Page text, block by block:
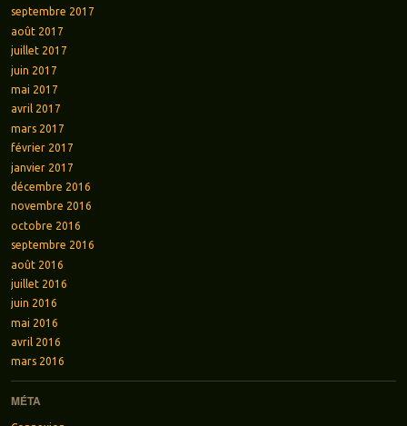
septembre 2017
août 2017
juillet 2017
juin 2017
mai 2017
avril 2017
mars 2017
février 2017
janvier 2017
décembre 2016
novembre 2016
octobre 2016
septembre 2016
août 2016
juillet 2016
juin 2016
mai 2016
avril 2016
mars 2016
MÉTA